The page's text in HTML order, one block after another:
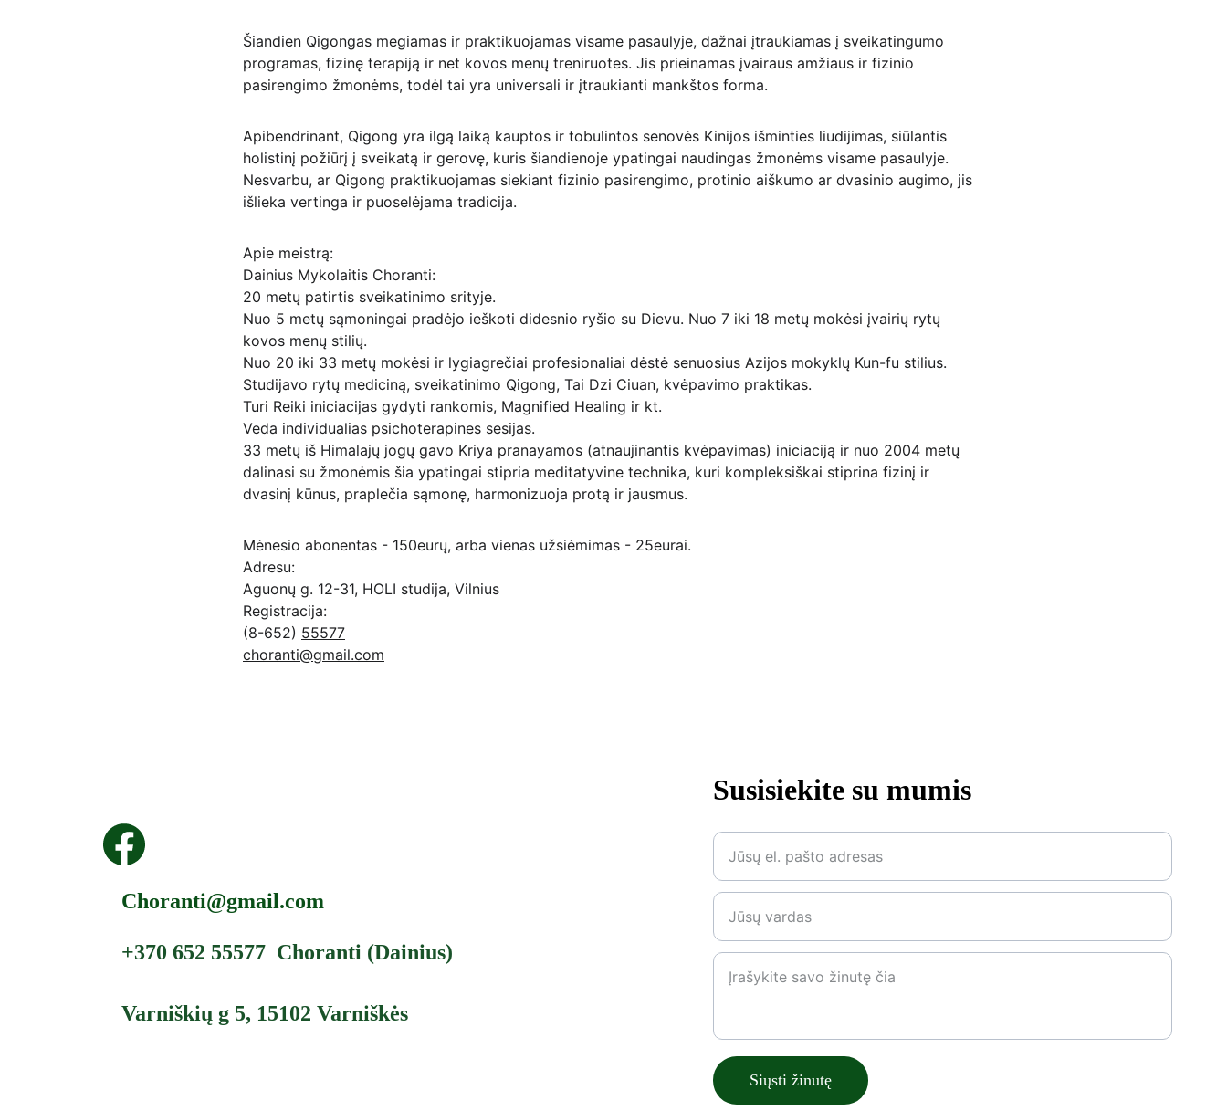
Šiandien Qigongas megiamas ir praktikuojamas visame pasaulyje, dažnai įtraukiamas į sveikatingumo
programas, fizinę terapiją ir net kovos menų treniruotes. Jis prieinamas įvairaus amžiaus ir fizinio
pasirengimo žmonėms, todėl tai yra universali ir įtraukianti mankštos forma.
Apibendrinant, Qigong yra ilgą laiką kauptos ir tobulintos senovės Kinijos išminties liudijimas, siūlantis
holistinį požiūrį į sveikatą ir gerovę, kuris šiandienoje ypatingai naudingas žmonėms visame pasaulyje.
Nesvarbu, ar Qigong praktikuojamas siekiant fizinio pasirengimo, protinio aiškumo ar dvasinio augimo, jis
išlieka vertinga ir puoselėjama tradicija.
Apie meistrą:
Dainius Mykolaitis Choranti:
20 metų patirtis sveikatinimo srityje.
Nuo 5 metų sąmoningai pradėjo ieškoti didesnio ryšio su Dievu. Nuo 7 iki 18 metų mokėsi įvairių rytų
kovos menų stilių.
Nuo 20 iki 33 metų mokėsi ir lygiagrečiai profesionaliai dėstė senuosius Azijos mokyklų Kun-fu stilius.
Studijavo rytų mediciną, sveikatinimo Qigong, Tai Dzi Ciuan, kvėpavimo praktikas.
Turi Reiki iniciacijas gydyti rankomis, Magnified Healing ir kt.
Veda individualias psichoterapines sesijas.
33 metų iš Himalajų jogų gavo Kriya pranayamos (atnaujinantis kvėpavimas) iniciaciją ir nuo 2004 metų
dalinasi su žmonėmis šia ypatingai stipria meditatyvine technika, kuri kompleksiškai stiprina fizinį ir
dvasinį kūnus, praplečia sąmonę, harmonizuoja protą ir jausmus.
Mėnesio abonentas - 150eurų, arba vienas užsiėmimas - 25eurai.
Adresu:
Aguonų g. 12-31, HOLI studija, Vilnius
Registracija:
(8-652) 55577
choranti@gmail.com
Susisiekite su mumis
+370 652 55577  Choranti (Dainius)
Siųsti žinutę
Choranti@gmail.com
Varniškių g 5, 15102 Varniškės